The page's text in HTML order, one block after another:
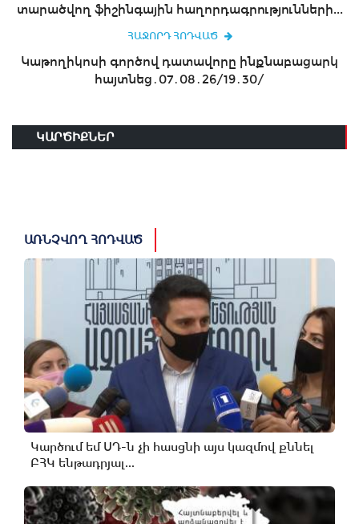
տարածվող ֆիշինգային հաղորդագրությունների...
ՀԱՋՈՐԴ ՀՈԴՎԱԾ
Կաթողիկոսի գործով դատավորը ինքնաբացարկ
հայտնեց․07․08․26/19․30/
ԿԱՐԾԻՔՆԵՐ
ԱՌՆՉՎՈՂ ՀՈԴՎԱԾ
Կարծում եմ ՍԴ-ն չի հասցնի այս կազմով քննել
ԲՀԿ ենթադրյալ...